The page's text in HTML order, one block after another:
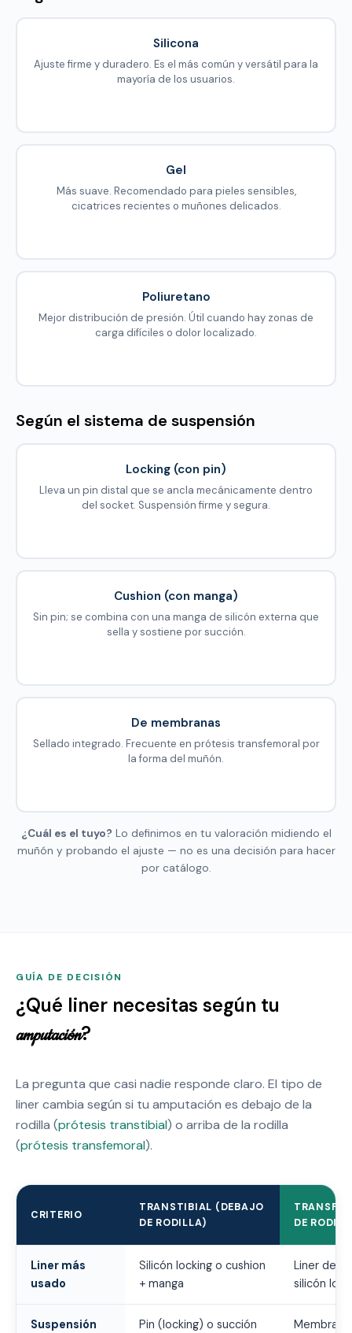
Silicona
Ajuste firme y duradero. Es el más común y versátil para la
mayoría de los usuarios.
Gel
Más suave. Recomendado para pieles sensibles,
cicatrices recientes o muñones delicados.
Poliuretano
Mejor distribución de presión. Útil cuando hay zonas de
carga difíciles o dolor localizado.
Según el sistema de suspensión
Locking (con pin)
Lleva un pin distal que se ancla mecánicamente dentro
del socket. Suspensión firme y segura.
Cushion (con manga)
Sin pin; se combina con una manga de silicón externa que
sella y sostiene por succión.
De membranas
Sellado integrado. Frecuente en prótesis transfemoral por
la forma del muñón.
¿Cuál es el tuyo? Lo definimos en tu valoración midiendo el
muñón y probando el ajuste — no es una decisión para hacer
por catálogo.
GUÍA DE DECISIÓN
¿Qué liner necesitas según tu
amputación?
La pregunta que casi nadie responde claro. El tipo de
liner cambia según si tu amputación es debajo de la
rodilla (prótesis transtibial) o arriba de la rodilla
(prótesis transfemoral).
CRITERIO
TRANSTIBIAL (DEBAJO
DE RODILLA)
DE
Liner más
usado
Silicón locking o cushion
+ manga
Liner de
silicón
Suspensión
Pin (locking) o succión